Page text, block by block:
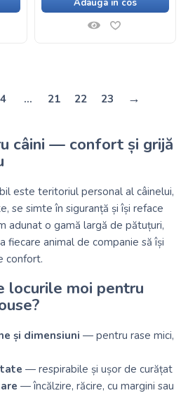
Adauga in cos
4 … 21 22 23 →
câini — confort și grijă
este teritoriul personal al câinelui,
se simte în siguranță și își reface
adunat o gamă largă de pătuțuri,
fiecare animal de companie să își
confort.
locurile moi pentru
și dimensiuni — pentru rase mici,
— respirabile și ușor de curățat
— încălzire, răcire, cu margini sau